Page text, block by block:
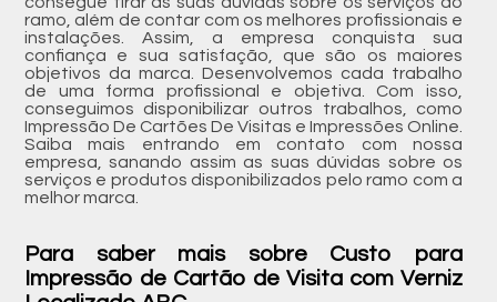
ramo, além de contar com os melhores profissionais e
instalações. Assim, a empresa conquista sua
confiança e sua satisfação, que são os maiores
objetivos da marca. Desenvolvemos cada trabalho
de uma forma profissional e objetiva. Com isso,
conseguimos disponibilizar outros trabalhos, como
Impressão De Cartões De Visitas e Impressões Online.
Saiba mais entrando em contato com nossa
empresa, sanando assim as suas dúvidas sobre os
serviços e produtos disponibilizados pelo ramo com a
melhor marca.
Para saber mais sobre Custo para
Impressão de Cartão de Visita com Verniz